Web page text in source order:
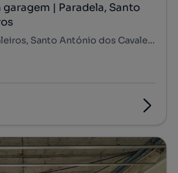
| Paradela, Santo
Santo António dos Cavaleiros, Santo António dos Cavaleiros e Frielas, Loures, Lisboa